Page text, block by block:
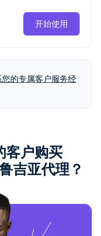
开始使用
的专属客户服务经
客户购买
吉亚代理？